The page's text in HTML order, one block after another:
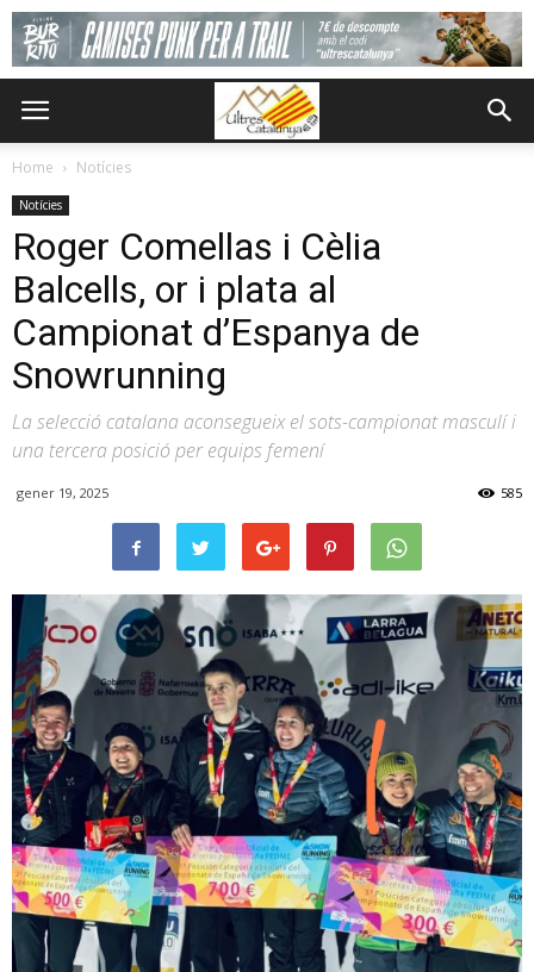
Home Notícies
Notícies
Roger Comellas i Cèlia
Balcells, or i plata al
Campionat d’Espanya de
Snowrunning
La selecció catalana aconsegueix el sots-campionat masculí i
una tercera posició per equips femení
gener 19, 2025 585